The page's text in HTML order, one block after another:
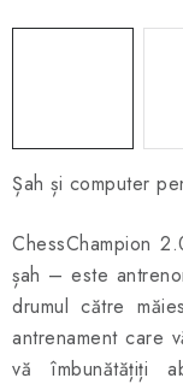
Șah și computer
ChessChampion
șah – este
drumul către
antrenament care
vă îmbunătățiți